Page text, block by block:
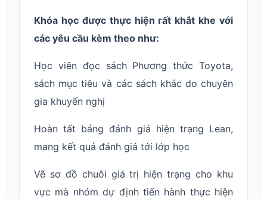
Khóa học được thực hiện rất khắt khe với
các yêu cầu kèm theo như:
Học viên đọc sách Phương thức Toyota,
sách mục tiêu và các sách khác do chuyên
gia khuyến nghị
Hoàn tất bảng đánh giá hiện trạng Lean,
mang kết quả đánh giá tới lớp học
Vẽ sơ đồ chuỗi giá trị hiện trạng cho khu
vực mà nhóm dự định tiến hành thực hiện